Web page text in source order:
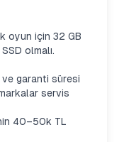
oyun için 32 GB
olmalı.
garanti süresi
servis
40–50k TL